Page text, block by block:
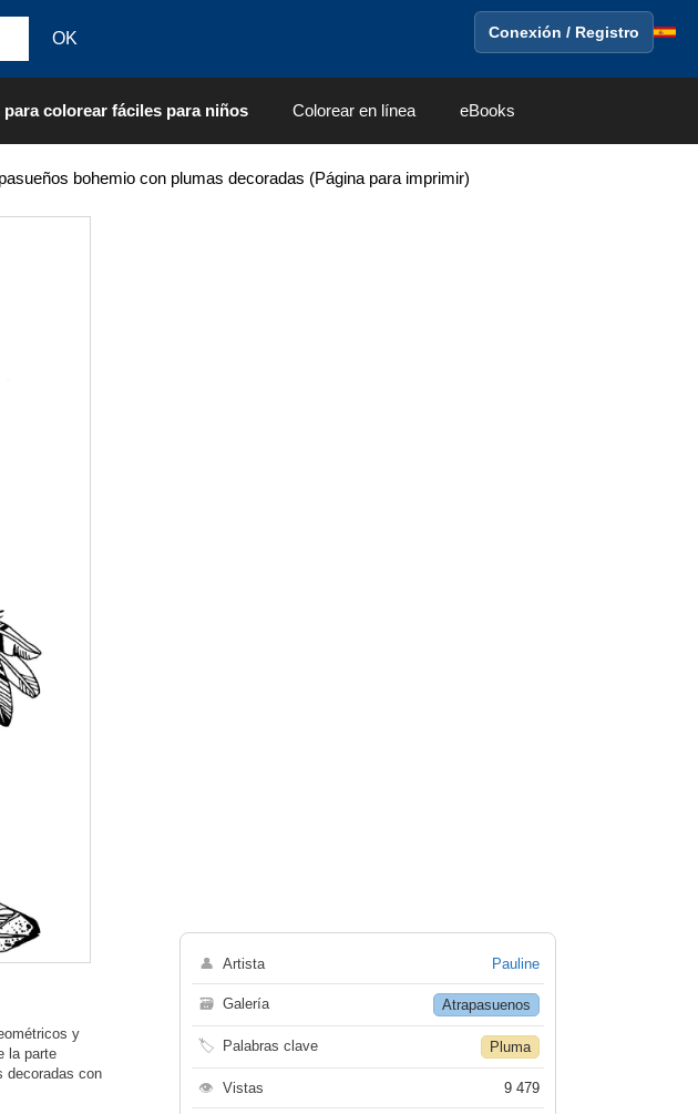
Conexión / Registro
para colorear fáciles para niños Colorear en línea eBooks
bohemio con plumas decoradas (Página para imprimir)
y
la parte
decoradas con
👤 Artista Pauline
🗃 Galería Atrapasuenos
🏷 Palabras clave Pluma
👁 Vistas 9 479